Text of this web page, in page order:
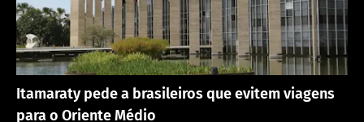
Itamaraty pede a brasileiros que evitem viagens
para o Oriente Médio